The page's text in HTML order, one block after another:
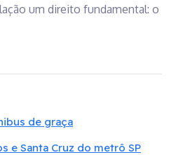
um direito fundamental: o
de graça
e Santa Cruz do metrô SP